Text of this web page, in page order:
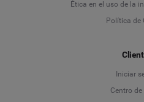
Ética en el uso de la
Política de
Iniciar
Centro